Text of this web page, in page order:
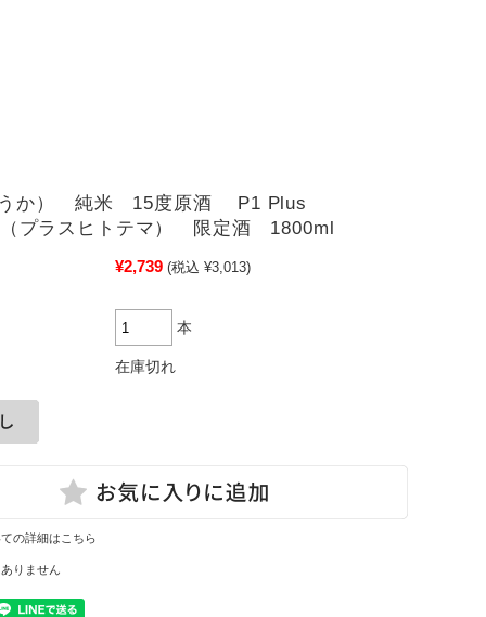
うか） 純米 15度原酒 P1 Plus
プラスヒトテマ） 限定酒 1800ml
¥2,739 (税込 ¥3,013)
本
在庫切れ
の詳細はこちら
りません